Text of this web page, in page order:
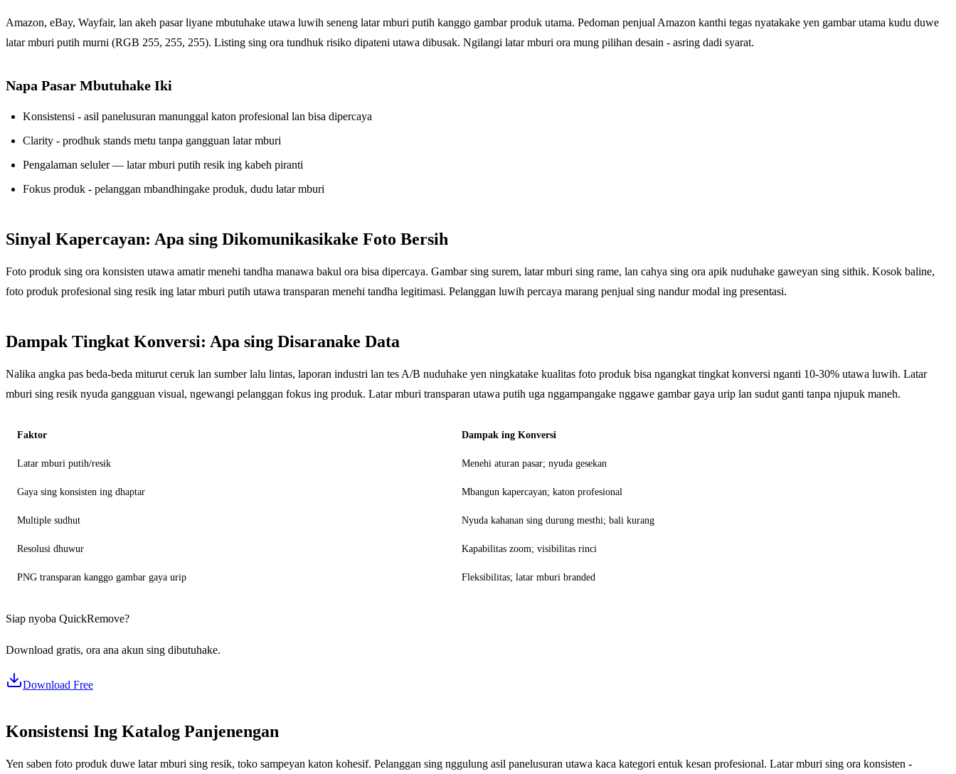
Amazon, eBay, Wayfair, lan akeh pasar liyane mbutuhake utawa luwih seneng latar mburi putih kanggo gambar produk utama. Pedoman penjual Amazon kanthi tegas nyatakake yen gambar utama kudu duwe
latar mburi putih murni (RGB 255, 255, 255). Listing sing ora tundhuk risiko dipateni utawa dibusak. Ngilangi latar mburi ora mung pilihan desain - asring dadi syarat.
Napa Pasar Mbutuhake Iki
Konsistensi - asil panelusuran manunggal katon profesional lan bisa dipercaya
Clarity - prodhuk stands metu tanpa gangguan latar mburi
Pengalaman seluler — latar mburi putih resik ing kabeh piranti
Fokus produk - pelanggan mbandhingake produk, dudu latar mburi
Sinyal Kapercayan: Apa sing Dikomunikasikake Foto Bersih
Foto produk sing ora konsisten utawa amatir menehi tandha manawa bakul ora bisa dipercaya. Gambar sing surem, latar mburi sing rame, lan cahya sing ora apik nuduhake gaweyan sing sithik. Kosok baline,
foto produk profesional sing resik ing latar mburi putih utawa transparan menehi tandha legitimasi. Pelanggan luwih percaya marang penjual sing nandur modal ing presentasi.
Dampak Tingkat Konversi: Apa sing Disaranake Data
Nalika angka pas beda-beda miturut ceruk lan sumber lalu lintas, laporan industri lan tes A/B nuduhake yen ningkatake kualitas foto produk bisa ngangkat tingkat konversi nganti 10-30% utawa luwih. Latar
mburi sing resik nyuda gangguan visual, ngewangi pelanggan fokus ing produk. Latar mburi transparan utawa putih uga nggampangake nggawe gambar gaya urip lan sudut ganti tanpa njupuk maneh.
Faktor Dampak ing Konversi
Latar mburi putih/resik Menehi aturan pasar; nyuda gesekan
Gaya sing konsisten ing dhaptar Mbangun kapercayan; katon profesional
Multiple sudhut Nyuda kahanan sing durung mesthi; bali kurang
Resolusi dhuwur Kapabilitas zoom; visibilitas rinci
PNG transparan kanggo gambar gaya urip Fleksibilitas; latar mburi branded
Siap nyoba QuickRemove?
Download gratis, ora ana akun sing dibutuhake.
Download Free
Konsistensi Ing Katalog Panjenengan
Yen saben foto produk duwe latar mburi sing resik, toko sampeyan katon kohesif. Pelanggan sing nggulung asil panelusuran utawa kaca kategori entuk kesan profesional. Latar mburi sing ora konsisten -